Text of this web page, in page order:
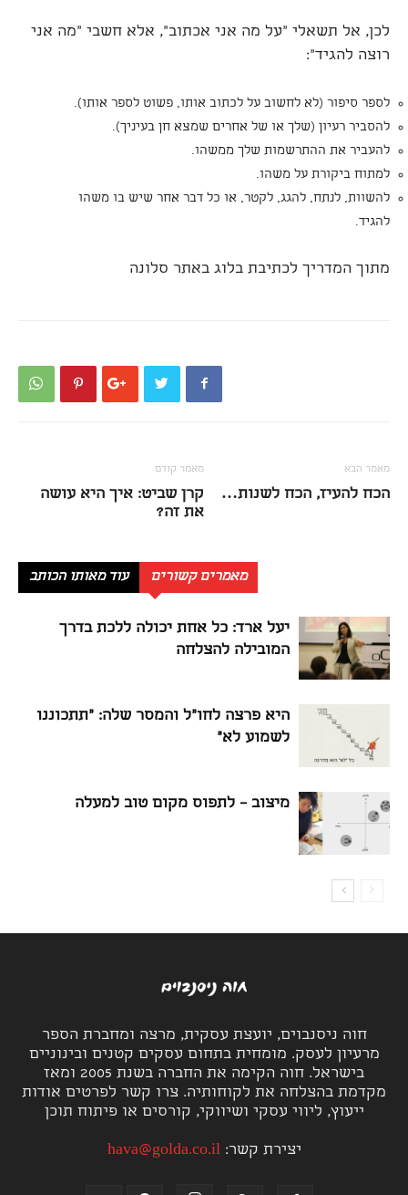
לכן, אל תשאלי "על מה אני אכתוב", אלא חשבי "מה אני
רוצה להגיד":
לספר סיפור (לא לחשוב על לכתוב אותו, פשוט לספר אותו).
להסביר רעיון (שלך או של אחרים שמצא חן בעיניך).
להעביר את ההתרשמות שלך ממשהו.
למתוח ביקורת על משהו.
להשוות, לנתח, להגג, לקטר, או כל דבר אחר שיש בו משהו
להגיד.
מתוך המדריך לכתיבת בלוג באתר סלונה
מאמר קודם
קרן שביט: איך היא עושה
את זה?
מאמר הבא
הכח להעיז, הכח לשנות…
מאמרים קשורים עוד מאותו הכותב
יעל ארד: כל אחת יכולה ללכת בדרך
המובילה להצלחה
היא פרצה לחו"ל והמסר שלה: "תתכוננו
לשמוע לא"
מיצוב – לתפוס מקום טוב למעלה
חוה ניסנבוים, יועצת עסקית, מרצה ומחברת הספר
מרעיון לעסק. מומחית בתחום עסקים קטנים ובינוניים
בישראל. חוה הקימה את החברה בשנת 2005 ומאז
מקדמת בהצלחה את לקוחותיה. צרו קשר לפרטים אודות
ייעוץ, ליווי עסקי ושיווקי, קורסים או פיתוח תוכן
יצירת קשר:hava@golda.co.il